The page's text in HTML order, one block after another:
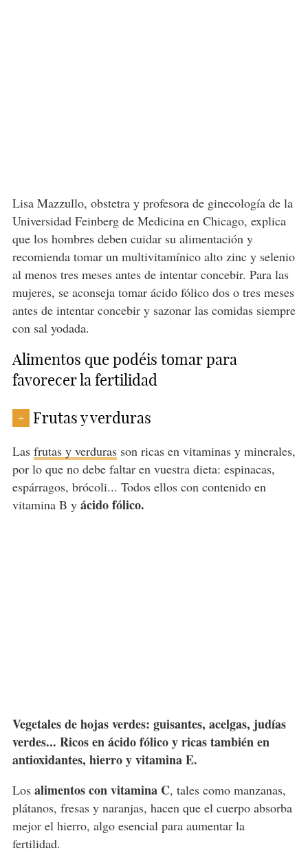
Lisa Mazzullo, obstetra y profesora de ginecología de la
Universidad Feinberg de Medicina en Chicago, explica
que los hombres deben cuidar su alimentación y
recomienda tomar un multivitamínico alto zinc y selenio
al menos tres meses antes de intentar concebir. Para las
mujeres, se aconseja tomar ácido fólico dos o tres meses
antes de intentar concebir y sazonar las comidas siempre
con sal yodada.
Alimentos que podéis tomar para
favorecer la fertilidad
+ Frutas y verduras
Las frutas y verdurasson ricas en vitaminas y minerales,
por lo que no debe faltar en vuestra dieta: espinacas,
espárragos, brócoli... Todos ellos con contenido en
vitamina B y ácido fólico.
Vegetales de hojas verdes: guisantes, acelgas, judías
verdes... Ricos en ácido fólico y ricas también en
antioxidantes, hierro y vitamina E.
Los alimentos con vitamina C, tales como manzanas,
plátanos, fresas y naranjas, hacen que el cuerpo absorba
mejor el hierro, algo esencial para aumentar la
fertilidad.